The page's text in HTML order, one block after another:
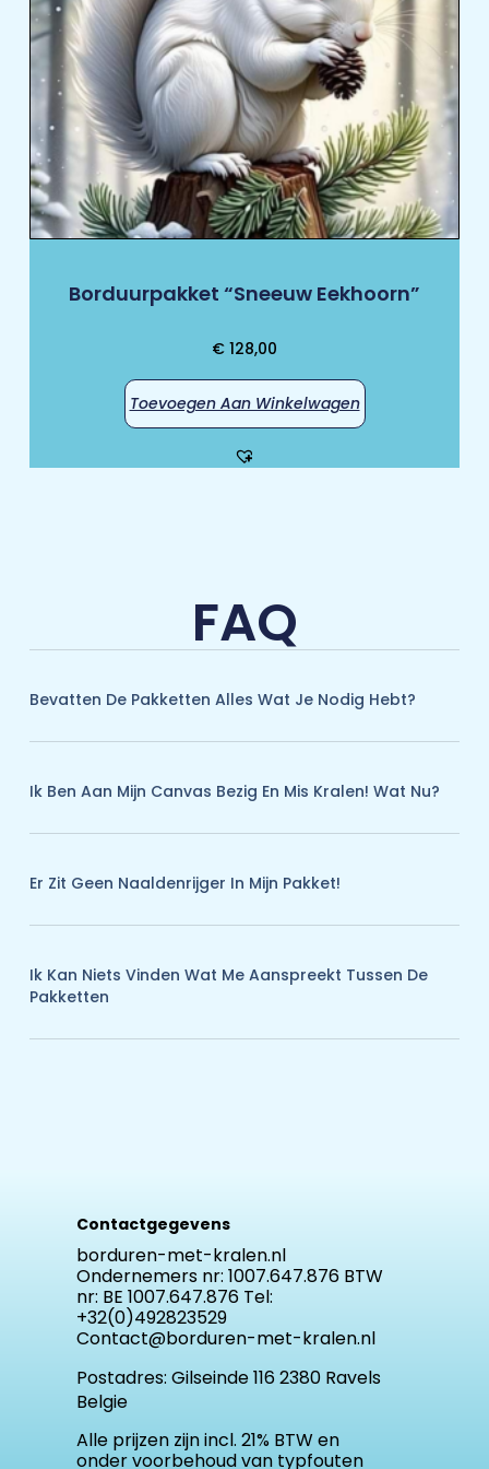
Borduurpakket “Sneeuw Eekhoorn”
€ 128,00
Toevoegen Aan Winkelwagen
FAQ
Bevatten De Pakketten Alles Wat Je Nodig Hebt?
Ik Ben Aan Mijn Canvas Bezig En Mis Kralen! Wat Nu?
Er Zit Geen Naaldenrijger In Mijn Pakket!
Ik Kan Niets Vinden Wat Me Aanspreekt Tussen De
Pakketten
Contactgegevens
borduren-met-kralen.nl
Ondernemers nr: 1007.647.876 BTW
nr: BE 1007.647.876 Tel:
+32(0)492823529
Contact@borduren-met-kralen.nl
Postadres: Gilseinde 116 2380 Ravels
Belgie
Alle prijzen zijn incl. 21% BTW en
onder voorbehoud van typfouten